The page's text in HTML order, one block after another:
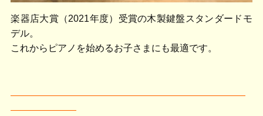
楽器店大賞（2021年度）受賞の木製鍵盤スタンダードモ
デル。
これからピアノを始めるお子さまにも最適です。
―――――――――――――――――――――――――
―――――――